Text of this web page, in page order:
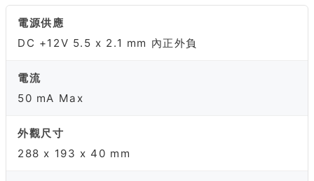
電源供應
DC +12V 5.5 x 2.1 mm 內正外負
電流
50 mA Max
外觀尺寸
288 x 193 x 40 mm